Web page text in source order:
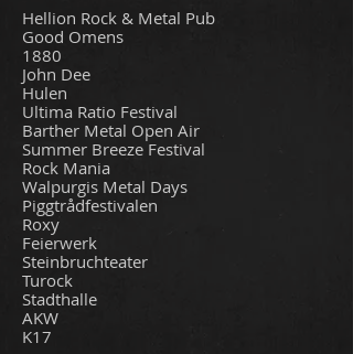
Hellion Rock & Metal Pub
Good Omens
1880
John Dee
Hulen
Ultima Ratio Festival
Barther Metal Open Air
Summer Breeze Festival
Rock Mania
Walpurgis Metal Days
Piggtrådfestivalen
Roxy
Feierwerk
Steinbruchteater
Turock
Stadthalle
AKW
K17